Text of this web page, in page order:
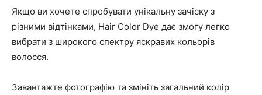
Якщо ви хочете спробувати унікальну зачіску з
різними відтінками, Hair Color Dye дає змогу легко
вибрати з широкого спектру яскравих кольорів
волосся.
Завантажте фотографію та змініть загальний колір